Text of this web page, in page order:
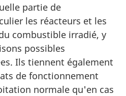
partie de
les réacteurs et les
combustible irradié, y
possibles
Ils tiennent également
de fonctionnement
normale qu'en cas